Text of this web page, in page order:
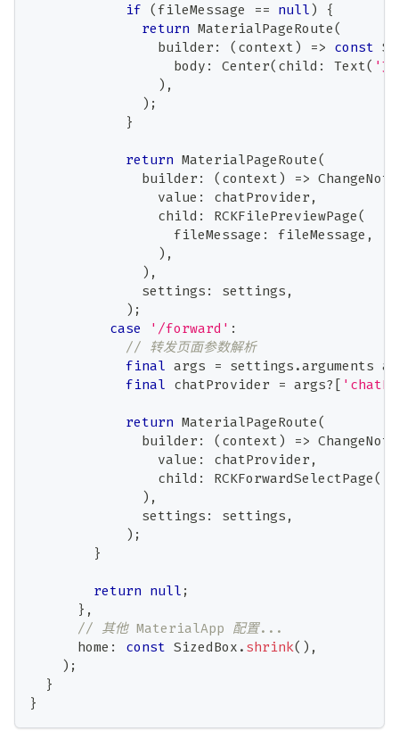
if ( fileMessage == null)
{
return MaterialPageRoute(
                builder
: ( context) => const
                  body
: Center( child : Text( '文
) ,
) ;
}
return MaterialPageRoute(
              builder
: ( context) =>
                value
: chatProvider ,
                child
: RCKFilePreviewPage(
                  fileMessage
: fileMessage ,
) ,
) ,
              settings
: settings ,
) ;
case
'/forward' :
// 转发页面参数解析
final args = settings .arguments as
final chatProvider = args? [
return MaterialPageRoute(
              builder
: ( context) =>
                value
: chatProvider ,
                child
: RCKForwardSelectPage(
) ,
              settings
: settings ,
) ;
}
return null ;
} ,
// 其他 MaterialApp 配置...
      home
: const SizedBox . shrink( ) ,
) ;
}
}